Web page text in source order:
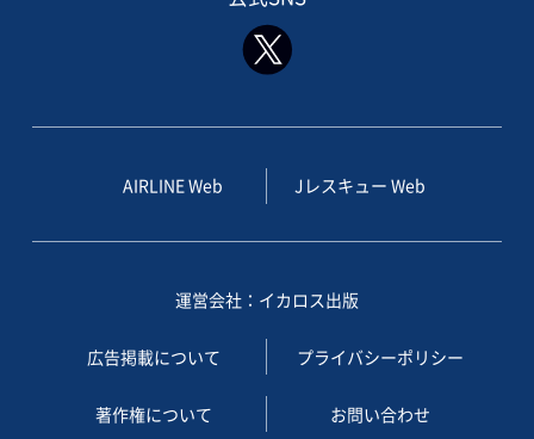
AIRLINE Web Jレスキュー Web
運営会社：イカロス出版
広告掲載について プライバシーポリシー
著作権について お問い合わせ